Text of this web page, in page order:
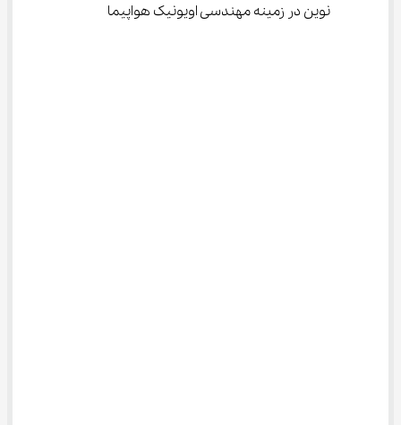
نوین در زمینه مهندسی اویونیک هواپیما